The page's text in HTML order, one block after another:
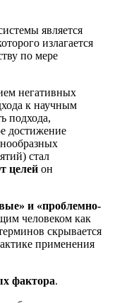
является
излагается
по мере
негативных
к научным
подхода,
достижение
стал
целей он
и «проблемно-
человеком как
скрывается
применения
фактора.